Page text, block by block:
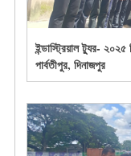
ইন্ডাস্ট্রিয়াল ট্যুর-
পার্বতীপুর, দিনাজপুর